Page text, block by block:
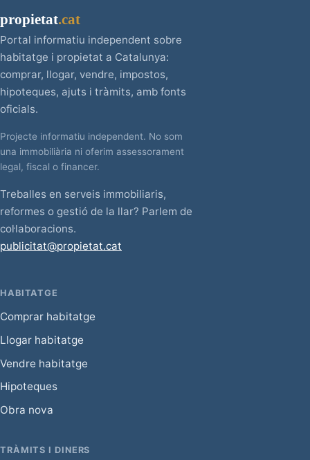
propietat.cat
Portal informatiu independent sobre
habitatge i propietat a Catalunya:
comprar, llogar, vendre, impostos,
hipoteques, ajuts i tràmits, amb fonts
oficials.
Projecte informatiu independent. No som
una immobiliària ni oferim assessorament
legal, fiscal o financer.
Treballes en serveis immobiliaris,
reformes o gestió de la llar? Parlem de
col·laboracions.
publicitat@propietat.cat
HABITATGE
Comprar habitatge
Llogar habitatge
Vendre habitatge
Hipoteques
Obra nova
TRÀMITS I DINERS